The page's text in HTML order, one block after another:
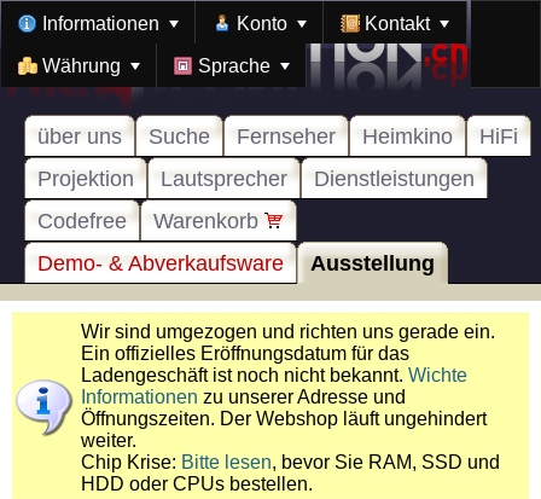
Informationen Konto Kontakt
Währung Sprache
über uns Suche Fernseher Heimkino
HiFi
Projektion
Lautsprecher
Dienstleistungen
Codefree
Warenkorb
Demo- & Abverkaufsware
Ausstellung
Wir sind umgezogen und richten uns gerade ein.
Ein offizielles Eröffnungsdatum für das
Ladengeschäft ist noch nicht bekannt. Wichte
Informationen zu unserer Adresse und
Öffnungszeiten. Der Webshop läuft ungehindert
weiter.
Chip Krise: Bitte lesen, bevor Sie RAM, SSD und
HDD oder CPUs bestellen.